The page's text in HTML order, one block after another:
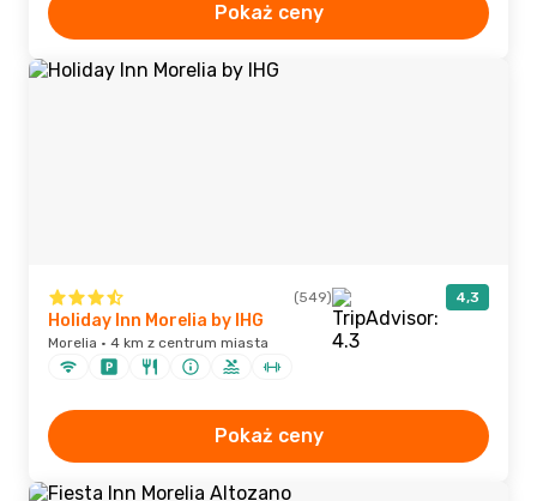
Pokaż ceny
(549) 4,3
Holiday Inn Morelia by IHG
Morelia · 4 km z centrum miasta
Pokaż ceny